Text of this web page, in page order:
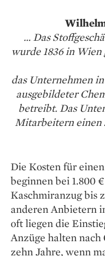
... Das
wurde 1836 in
das Unternehmen
ausgebildeter
betreibt. Das
Mitarbeitern einen
Die Kosten für
beginnen bei 1.800
Kaschmiranzug bis
anderen Anbietern
oft liegen die
Anzüge halten nach
zehn Jahre, wenn